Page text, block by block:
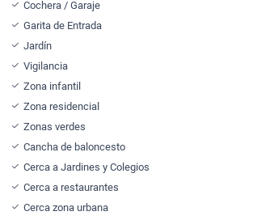
Cochera / Garaje
Garita de Entrada
Jardín
Vigilancia
Zona infantil
Zona residencial
Zonas verdes
Cancha de baloncesto
Cerca a Jardines y Colegios
Cerca a restaurantes
Cerca zona urbana